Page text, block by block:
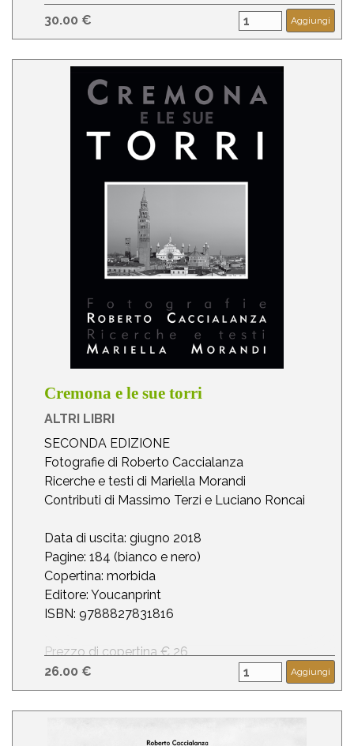
30.00 € Aggiungi
Cremona e le sue torri
ALTRI LIBRI
SECONDA EDIZIONE
Fotografie di Roberto Caccialanza
Ricerche e testi di Mariella Morandi
Contributi di Massimo Terzi e Luciano Roncai
Data di uscita: giugno 2018
Pagine: 184 (bianco e nero)
Copertina: morbida
Editore: Youcanprint
ISBN: 9788827831816
Prezzo di copertina € 26
26.00 €
Aggiungi